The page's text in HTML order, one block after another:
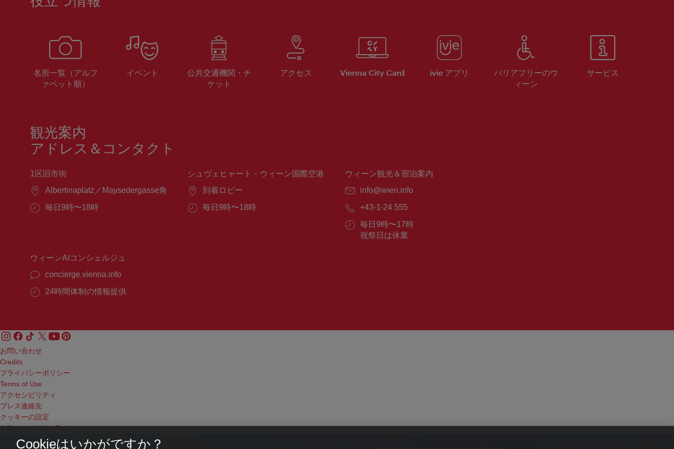
名所一覧（アルフ
ァベット順）
イベント
公共交通機関・チ
ケット
アクセス Vienna City Card ivie アプリ
バリアフリーのウ
ィーン
サービス
観光案内
アドレス＆コンタクト
1区旧市街
場
Albertinaplatz／Maysedergasse角
営
毎日9時〜18時
シュヴェヒャート・ウィーン国際空港
場
到着ロビー
営
毎日9時〜18時
ウィーン観光＆宿泊案内
E
ー
ル：
info@wien.info
電
番
号：
+43-1-24 555
営
業
毎日9時〜17時
祝祭日は休業
ウィーンAIコンシェルジュ
concierge.vienna.info
24時間体制の情報提供
お問い合わせ
Credits
プライバシーポリシー
Terms of Use
アクセシビリティ
プレス連絡先
クッキーの設定
© Copyright WienTourismus
Cookieはいかがですか？